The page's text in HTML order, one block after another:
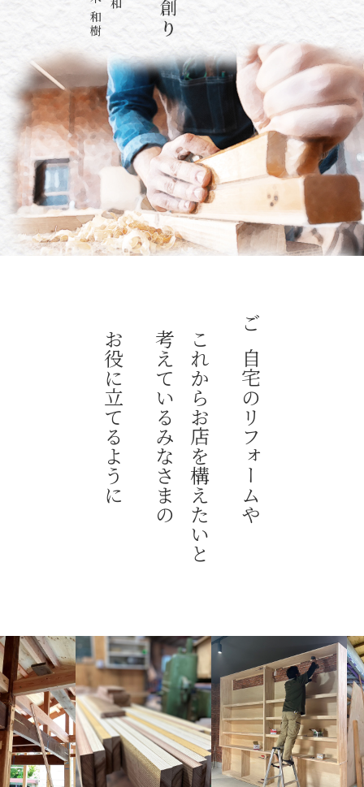
ご自宅のリフォームや
これからお店を構えたいと
考えているみなさまの
お役に立てるように